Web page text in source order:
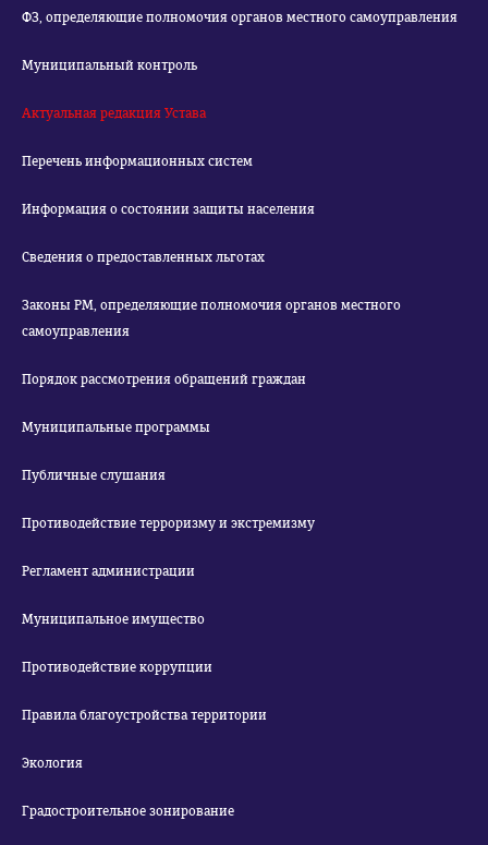
ФЗ, определяющие полномочия органов местного самоуправления
Муниципальный контроль
Актуальная редакция Устава
Перечень информационных систем
Информация о состоянии защиты населения
Сведения о предоставленных льготах
Законы РМ, определяющие полномочия органов местного
самоуправления
Порядок рассмотрения обращений граждан
Муниципальные программы
Публичные слушания
Противодействие терроризму и экстремизму
Регламент администрации
Муниципальное имущество
Противодействие коррупции
Правила благоустройства территории
Экология
Градостроительное зонирование